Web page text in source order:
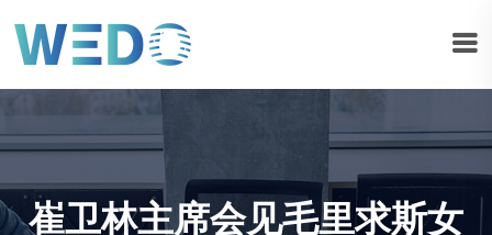
崔卫林主席会见毛里求斯女